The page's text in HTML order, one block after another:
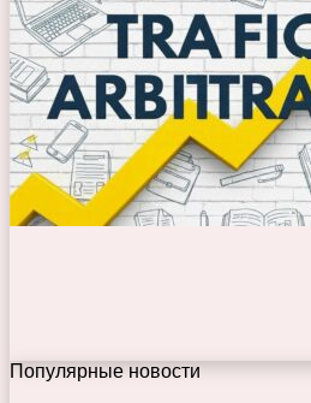
Популярные новости